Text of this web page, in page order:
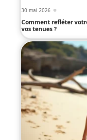
30 mai 2026
Comment refléter
vos tenues ?